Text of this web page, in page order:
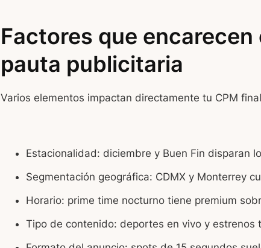
Factores que encarecen
pauta publicitaria
Varios elementos impactan directamente tu CPM
Estacionalidad: diciembre y Buen Fin disparan
Segmentación geográfica: CDMX y Monterrey
Horario: prime time nocturno tiene premium
Tipo de contenido: deportes en vivo y estrenos